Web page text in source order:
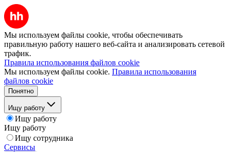
Мы используем файлы cookie, чтобы обеспечивать
правильную работу нашего веб-сайта и анализировать сетевой
трафик.
Правила использования файлов cookie
Мы используем файлы cookie. Правила использования
файлов cookie
Понятно
Ищу работу
Ищу работу
Ищу работу
Ищу сотрудника
Сервисы